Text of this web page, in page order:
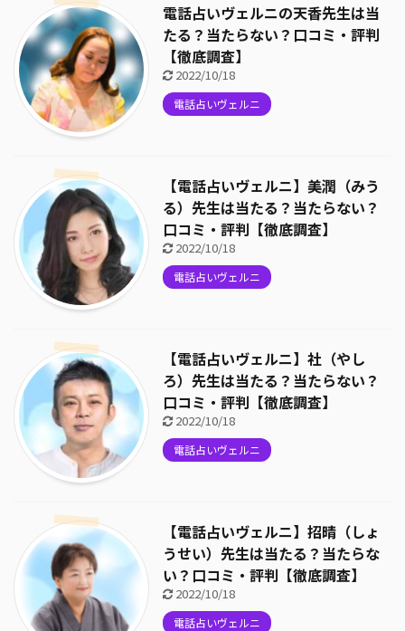
電話占いヴェルニの天香先生は当
たる？当たらない？口コミ・評判
【徹底調査】
2022/10/18
電話占いヴェルニ
【電話占いヴェルニ】美潤（みう
る）先生は当たる？当たらない？
口コミ・評判【徹底調査】
2022/10/18
電話占いヴェルニ
【電話占いヴェルニ】社（やし
ろ）先生は当たる？当たらない？
口コミ・評判【徹底調査】
2022/10/18
電話占いヴェルニ
【電話占いヴェルニ】招晴（しょ
うせい）先生は当たる？当たらな
い？口コミ・評判【徹底調査】
2022/10/18
電話占いヴェルニ